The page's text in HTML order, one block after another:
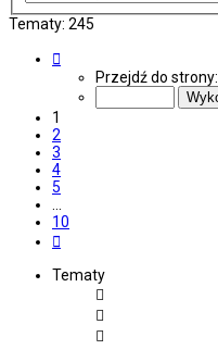
Tematy: 245
Przejdź do strony:
1
2
3
4
5
…
10
Tematy